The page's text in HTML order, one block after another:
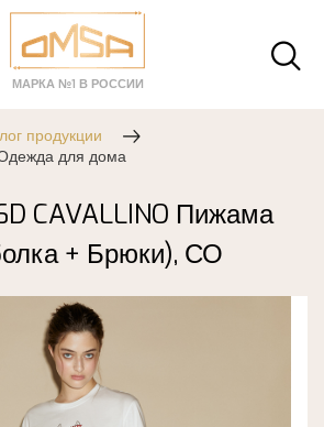
МАРКА №1 В РОССИИ
продукции
для дома
CAVALLINO Пижама
+ Брюки), СО